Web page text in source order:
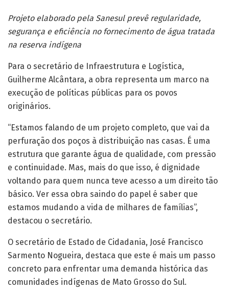
Projeto elaborado pela Sanesul prevê regularidade,
segurança e eficiência no fornecimento de água tratada
na reserva indígena
Para o secretário de Infraestrutura e Logística,
Guilherme Alcântara, a obra representa um marco na
execução de políticas públicas para os povos
originários.
“Estamos falando de um projeto completo, que vai da
perfuração dos poços à distribuição nas casas. É uma
estrutura que garante água de qualidade, com pressão
e continuidade. Mas, mais do que isso, é dignidade
voltando para quem nunca teve acesso a um direito tão
básico. Ver essa obra saindo do papel é saber que
estamos mudando a vida de milhares de famílias”,
destacou o secretário.
O secretário de Estado de Cidadania, José Francisco
Sarmento Nogueira, destaca que este é mais um passo
concreto para enfrentar uma demanda histórica das
comunidades indígenas de Mato Grosso do Sul.